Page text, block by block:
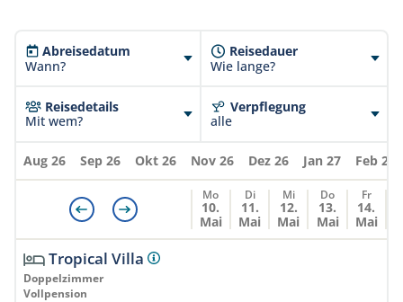
Sonderveranstaltungen und Teppanyaki), Dine-
Around-Option eines 3-Gänge-Menüs zum Mittag-
erforderlich und je nach Verfügbarkeit).
Abreisedatum
Wann?
Reisedauer
Wie lange?
Reisedetails
Mit wem?
Verpflegung
alle
Aug 26 Sep 26 Okt 26 Nov 26 Dez 26 Jan 27 Feb 27
Mo
10.
Mai
Di
11.
Mai
Mi
12.
Mai
Do
13.
Mai
Fr
14.
Mai
Tropical Villa
Doppelzimmer
Vollpension